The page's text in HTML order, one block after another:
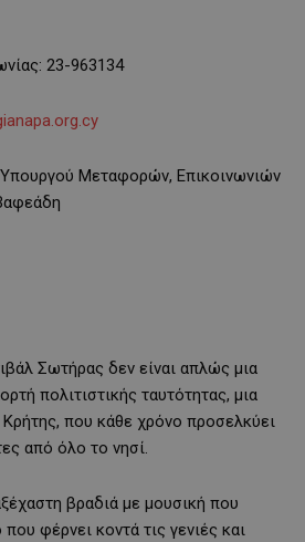
23-963134
Υπουργού Μεταφορών, Επικοινωνιών
Σωτήρας δεν είναι απλώς μια
πολιτιστικής ταυτότητας, μια
που κάθε χρόνο προσελκύει
από όλο το νησί.
βραδιά με μουσική που
φέρνει κοντά τις γενιές και